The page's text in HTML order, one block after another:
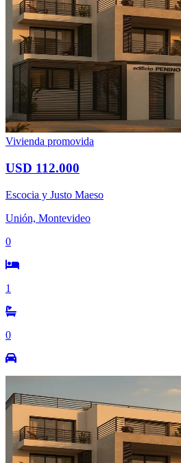
Vivienda promovida
USD 112.000
Escocia y Justo Maeso
Unión, Montevideo
0
1
0